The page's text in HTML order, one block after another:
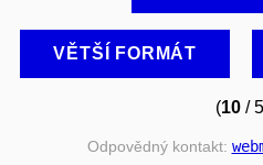
VĚTŠÍ FORMÁT
(10 /
Odpovědný kontakt: